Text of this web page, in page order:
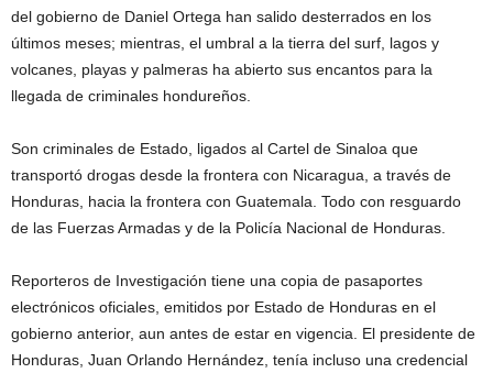
del gobierno de Daniel Ortega han salido desterrados en los
últimos meses; mientras, el umbral a la tierra del surf, lagos y
volcanes, playas y palmeras ha abierto sus encantos para la
llegada de criminales hondureños.
Son criminales de Estado, ligados al Cartel de Sinaloa que
transportó drogas desde la frontera con Nicaragua, a través de
Honduras, hacia la frontera con Guatemala. Todo con resguardo
de las Fuerzas Armadas y de la Policía Nacional de Honduras.
Reporteros de Investigación tiene una copia de pasaportes
electrónicos oficiales, emitidos por Estado de Honduras en el
gobierno anterior, aun antes de estar en vigencia. El presidente de
Honduras, Juan Orlando Hernández, tenía incluso una credencial